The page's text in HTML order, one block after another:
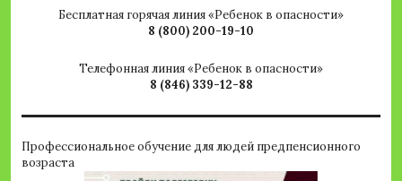
Бесплатная горячая линия «Ребенок в опасности»
8 (800) 200-19-10
Телефонная линия «Ребенок в опасности»
8 (846) 339-12-88
Профессиональное обучение для людей предпенсионного
возраста